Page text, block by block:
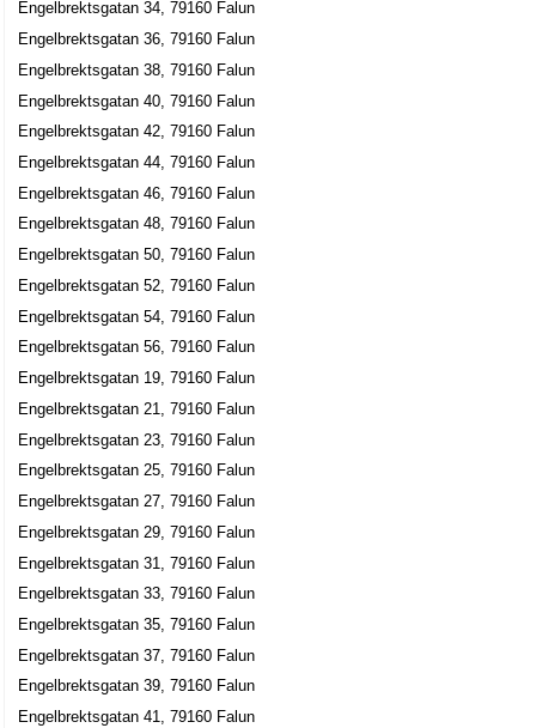
Engelbrektsgatan 16, 79162 Falun
Guldstigen Fastigheter AB
Kjell Sune Carlsson
0152-32718
Engelbrektsgatan 16, 79162 Falun
Karlslund i Falun AB
Kjell Sune Carlsson
023-18552
Engelbrektsgatan 16, 79162 Falun
SHA management Consulting AB
Sten Hubert Larsson
Engelbrektsgatan 16, 79162 Falun
Vandraren AB
Lars Göran Sundberg
Engelbrektsgatan 16, 79162 Falun
ÄJDI INVEST AB
Kjell Sune Carlsson
023-20777
Engelbrektsgatan 16, 79162 Falun
Fastighetsbolaget Svärdet HB
023-20777
Engelbrektsgatan 16 1 Tr, 79162 Falun
Engelbrektsgatan 34, 79160 Falun
Engelbrektsgatan 36, 79160 Falun
Engelbrektsgatan 38, 79160 Falun
Engelbrektsgatan 40, 79160 Falun
Engelbrektsgatan 42, 79160 Falun
Engelbrektsgatan 44, 79160 Falun
Engelbrektsgatan 46, 79160 Falun
Engelbrektsgatan 48, 79160 Falun
Engelbrektsgatan 50, 79160 Falun
Engelbrektsgatan 52, 79160 Falun
Engelbrektsgatan 54, 79160 Falun
Engelbrektsgatan 56, 79160 Falun
Engelbrektsgatan 19, 79160 Falun
Engelbrektsgatan 21, 79160 Falun
Engelbrektsgatan 23, 79160 Falun
Engelbrektsgatan 25, 79160 Falun
Engelbrektsgatan 27, 79160 Falun
Engelbrektsgatan 29, 79160 Falun
Engelbrektsgatan 31, 79160 Falun
Engelbrektsgatan 33, 79160 Falun
Engelbrektsgatan 35, 79160 Falun
Engelbrektsgatan 37, 79160 Falun
Engelbrektsgatan 39, 79160 Falun
Engelbrektsgatan 41, 79160 Falun